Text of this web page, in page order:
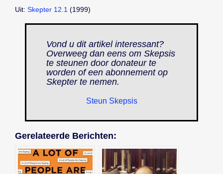
Uit: Skepter 12.1 (1999)
Vond u dit artikel interessant?
Overweeg dan eens om Skepsis
te steunen door donateur te
worden of een abonnement op
Skepterte nemen.
Steun Skepsis
Gerelateerde Berichten: